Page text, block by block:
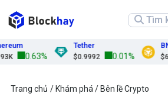
0.63%
Tether
$0.9992
0.01%
BNB
Trang chủ Khám phá Bên lề Crypto